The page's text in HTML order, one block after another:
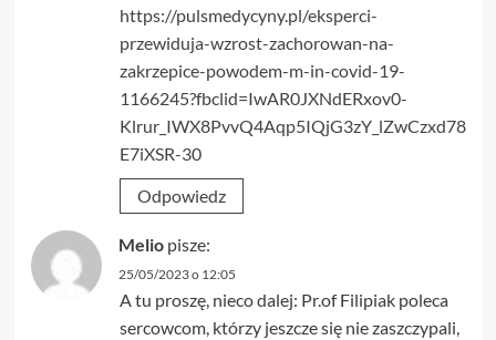
https://pulsmedycyny.pl/eksperci-
przewiduja-wzrost-zachorowan-na-
zakrzepice-powodem-m-in-covid-19-
1166245?fbclid=IwAR0JXNdERxov0-
Klrur_IWX8PvvQ4Aqp5IQjG3zY_lZwCzxd78
E7iXSR-30
Odpowiedz
Melio pisze:
25/05/2023 o 12:05
A tu proszę, nieco dalej: Pr.of Filipiak poleca
sercowcom, którzy jeszcze się nie zaszczypali,